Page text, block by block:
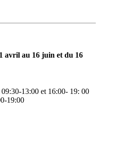
avril au 16 juin et du 16
09:30-13:00 et 16:00- 19: 00
19:00